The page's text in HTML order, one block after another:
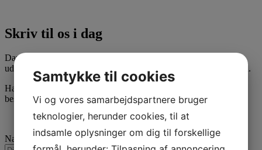
Skriv til os i dag
Dansk Ejendoms-Center ApS står klar til at hjælpe med salg og
udlejning af erhvervslokaler i København og på resten af Sjælland.
Har du spørgsmål til vores arbejde, kan du med fordel sende os en
besked. Vi vender tilbage hurtigst muligt!
Navn
Samtykke til cookies
Vi og vores samarbejdspartnere bruger
teknologier, herunder cookies, til at
indsamle oplysninger om dig til forskellige